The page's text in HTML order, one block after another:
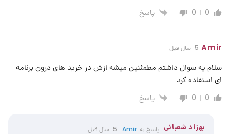
0
0 پاسخ
Amir 5 سال قبل
سلام یه سوال داشتم مطمئنین میشه ازش در خرید های درون برنامه
ای استفاده کرد
0
0 پاسخ
بهزاد شعبانی پاسخ بهAmir 5 سال قبل